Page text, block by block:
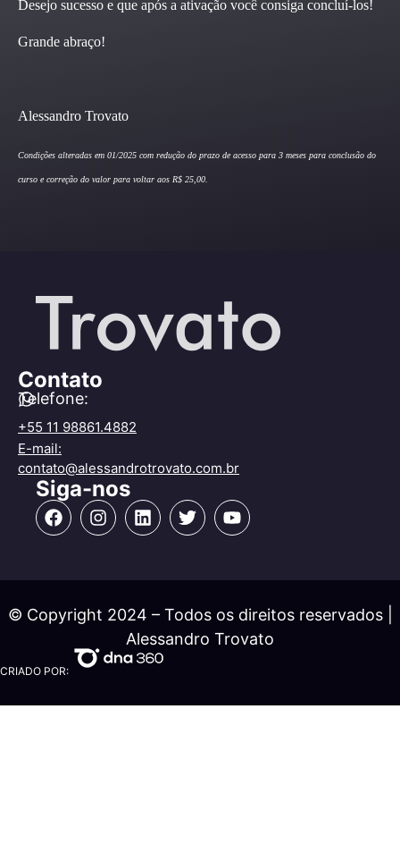
Desejo sucesso e que após a ativação você consiga concluí-los!
Grande abraço!
Alessandro Trovato
Condições alteradas em 01/2025 com redução do prazo de acesso para 3 meses para conclusão do
curso e correção do valor para voltar aos R$ 25,00.
Contato
Telefone:
+55 11 98861.4882
E-mail:
contato@alessandrotrovato.com.br
Siga-nos
© Copyright 2024 – Todos os direitos reservados |
Alessandro Trovato
CRIADO POR: